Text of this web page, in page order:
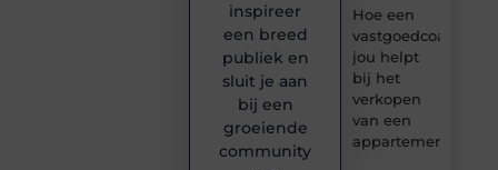
Hoe een
vastgoedcoach
jou helpt
bij het
verkopen
van een
appartement
inspireer
een breed
publiek en
sluit je aan
bij een
groeiende
community